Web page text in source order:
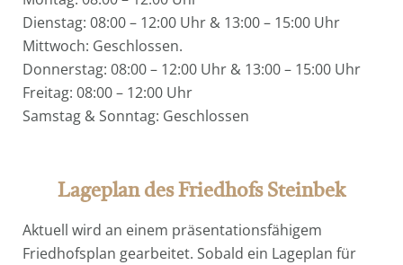
Dienstag: 08:00 – 12:00 Uhr & 13:00 – 15:00 Uhr
Mittwoch: Geschlossen.
Donnerstag: 08:00 – 12:00 Uhr & 13:00 – 15:00 Uhr
Freitag: 08:00 – 12:00 Uhr
Samstag & Sonntag: Geschlossen
Lageplan des Friedhofs Steinbek
Aktuell wird an einem präsentationsfähigem
Friedhofsplan gearbeitet. Sobald ein Lageplan für